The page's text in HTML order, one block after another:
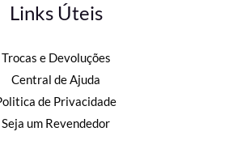
Links Úteis
Trocas e Devoluções
Central de Ajuda
de Privacidade
Seja um Revendedor